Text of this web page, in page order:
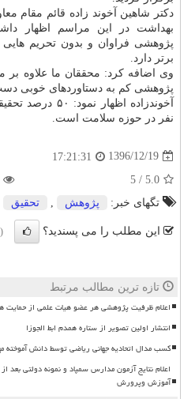
دكتر شاهین آخوند زاده قائم مقام
بهداشت در این مراسم اظهار
پژوهشی فراوان و بدون تحریم هایی كه
برتر دارد.
وی اضافه كرد: محققان ما علاوه بر
پژوهشی كم به دستاوردهای خوبی دست
نفر در حوزه سلامت است.
1396/12/19
17:21:31
5.0
/ 5
تگهای خبر:
پژوهش تحقیق
این مطلب را می پسندید؟ (1)
تازه ترین مطالب مرتبط
اعلام ظرفیت پژوهشی هر عضو هیات علمی از حمایت
انتشار اولین تصویر از ستاره همدم ابط الجوزا
کسب مدال اتحادیه جهانی ریاضی توسط دانش آموخته
اعلام نتایج آزمون مدارس سمپاد و نمونه دولتی بعد
آموزش وپرورش